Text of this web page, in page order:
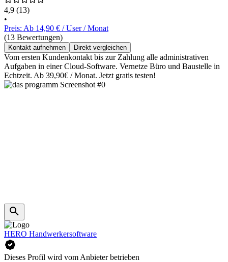
4,9 (13)
•
Preis: Ab 14,90 € / User / Monat
(13 Bewertungen)
Kontakt aufnehmen Direkt vergleichen
Vom ersten Kundenkontakt bis zur Zahlung alle administrativen
Aufgaben in einer Cloud-Software. Vernetze Büro und Baustelle in
Echtzeit. Ab 39,90€ / Monat. Jetzt gratis testen!
HERO Handwerkersoftware
Dieses Profil wird vom Anbieter betrieben